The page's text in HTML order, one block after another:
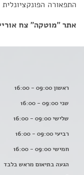
התפאורה
אתר "מוטקה"צח
ראשון 09:00 - 16:00
שני 09:00 - 16:00
שלישי 09:00 - 16:00
רביעי 09:00 - 16:00
חמישי 09:00 - 16:00
הגעה בתיאום מראש בלבד